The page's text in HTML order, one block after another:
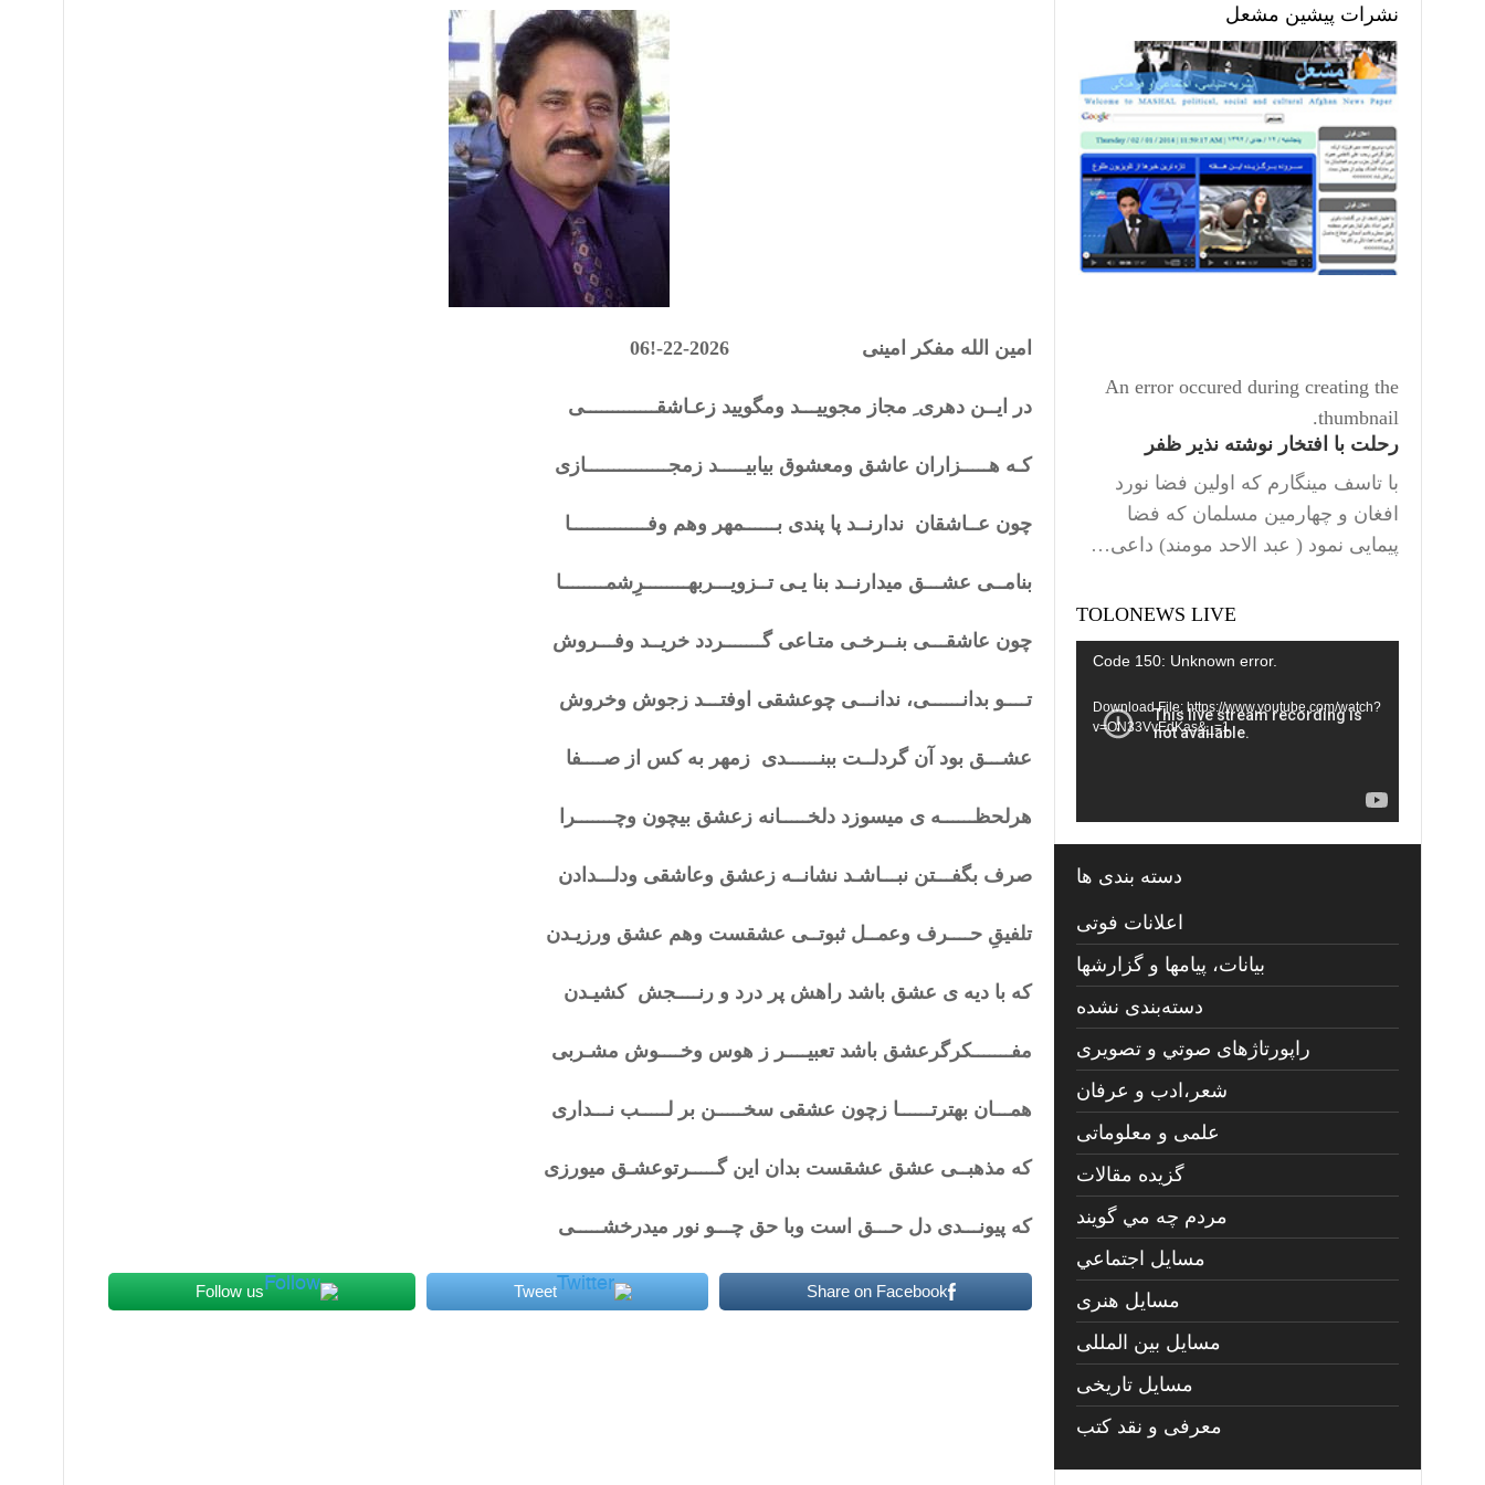
امین الله مفکر امینی 2026-22-!06
در ایــن دهری ِ مجاز مجوییـــد ومگویید زعـاشقـــــــــــــی
کـه هـــــزاران عاشق ومعشوق بیابیـــــد زمجـــــــــــــــازی
چون عــاشقان ندارنــد پا پندی بــــــمهر وهم وفــــــــــــــا
بنامــی عشـــق میدارنــد بنا یـی تــزویـــربهــــــــرِشمــــــــا
چون عاشقـــی بنــرخـی متـاعی گـــــــردد خریــد وفـــروش
تــــو بدانــــــی، ندانـــی چوعشقی اوفتـــد زجوش وخروش
عشـــق بود آن گردلــت ببنــــــدی زمهر به کس از صــــفا
هرلحظــــــه ی میسوزد دلخـــــانه زعشق بیچون وچـــــــرا
صرف بگفـــتن نبـــاشـد نشانــه زعشق وعاشقی ودلـــدادن
تلفیقِ حــــرف وعمــل ثبوتــی عشقست وهم عشق ورزیـدن
که با دیه ی عشق باشد راهش پر درد و رنــــجش کشیـدن
مفـــــــکرگرعشق باشد تعبیــــر ز هوس وخــــوش مشـربی
همـــان بهترتــــــا زچون عشقی سخـــــن بر لـــــب نـــداری
که مذهبــی عشق عشقست بدان این گـــــرتوعشـق میورزی
که پیونـــدی دل حـــق است وبا حق چـــو نور میدرخشـــــی
Share on Facebook
Tweet
Follow us
نشرات پیشین مشعل
An error occured during creating the
thumbnail.
رحلت با افتخار نوشته نذیر ظفر
با تاسف مینگارم که اولین فضا نورد
افغان و چهارمین مسلمان که فضا
پیمایی نمود ( عبد الاحد مومند) داعی…
TOLONEWS LIVE
Video
Code 150: Unknown error.
Download File: https://www.youtube.com/watch?
v=ON33VvEdKas&_=1
دسته بندی ها
اعلانات فوتی
بیانات، پیامها و گزارشها
دسته‌بندی نشده
راپورتاژهای صوتي و تصويری
شعر،ادب و عرفان
علمی و معلوماتی
گزیده مقالات
مردم چه مي گويند
مسايل اجتماعي
مسايل هنری
مسایل بین المللی
مسایل تاریخی
معرفی و نقد کتب